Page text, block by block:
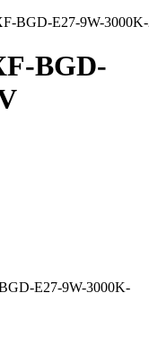
BGD-E27-9W-
BGD-